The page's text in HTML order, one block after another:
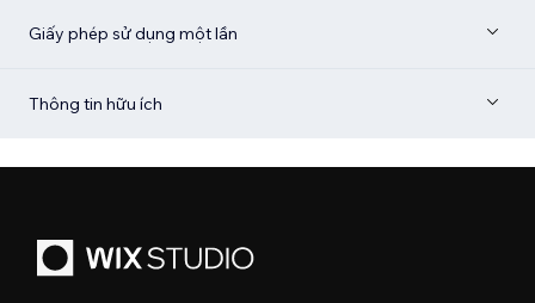
Giấy phép sử dụng một lần
Thông tin hữu ích